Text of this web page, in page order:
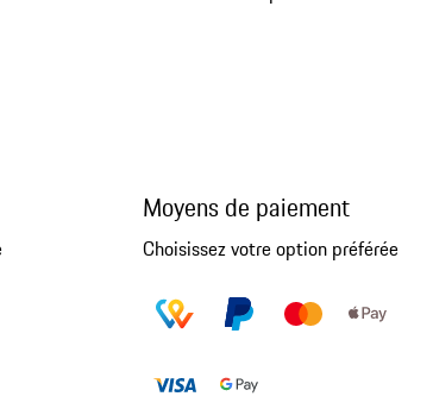
Moyens de paiement
Choisissez votre option préférée